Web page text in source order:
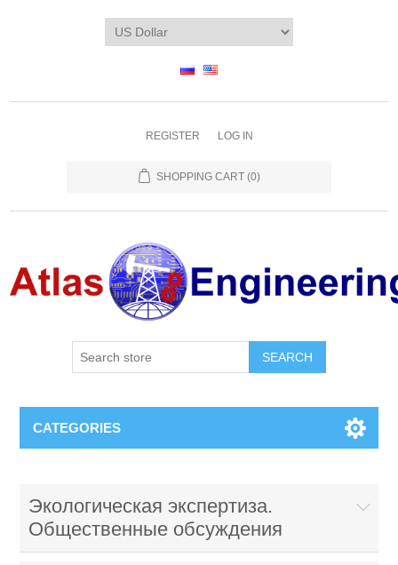
REGISTER LOG IN
SHOPPING CART (0)
CATEGORIES
Экологическая экспертиза.
Общественные обсуждения